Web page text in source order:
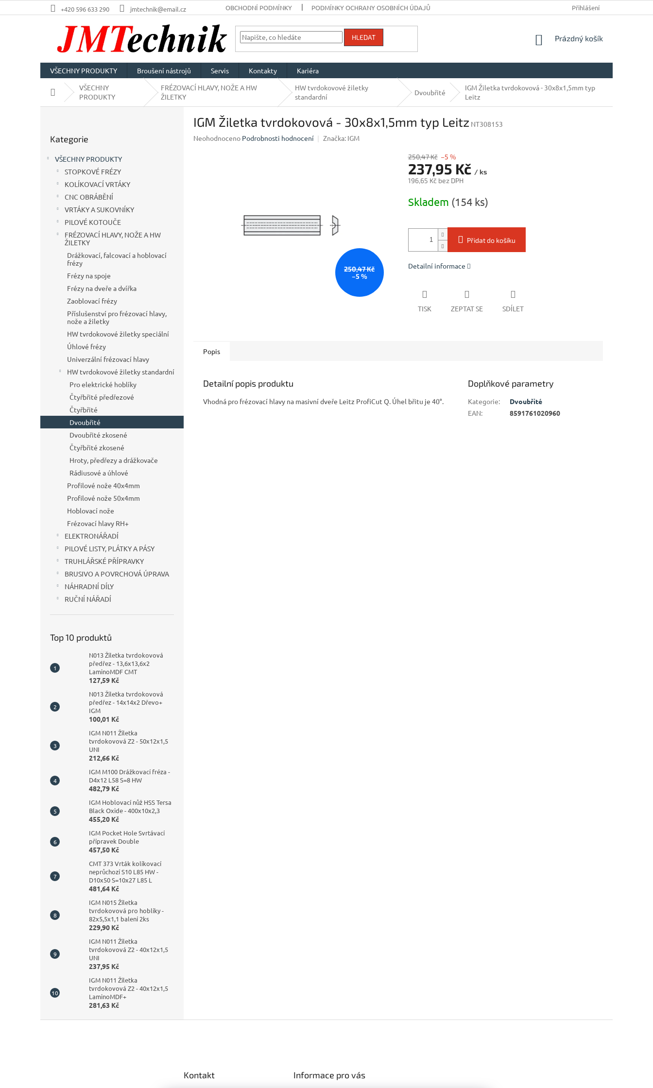
na
+420 596 633 290 jmtechnik@email.cz OBCHODNÍ PODMÍNKY PODMÍNKY OCHRANY OSOBNÍCH ÚDAJŮ Přihlášení
HLEDAT
NÁKUPNÍ
Prázdný košík
VŠECHNY PRODUKTY Broušení nástrojů Servis Kontakty Kariéra
Domů VŠECHNY
PRODUKTY
FRÉZOVACÍ HLAVY, NOŽE A HW
ŽILETKY
HW tvrdokovové žiletky
standardní
Dvoubřité
IGM Žiletka tvrdokovová - 30x8x1,5mm typ
Leitz
kategorie
Kategorie
VŠECHNY PRODUKTY
STOPKOVÉ FRÉZY
KOLÍKOVACÍ VRTÁKY
CNC OBRÁBĚNÍ
VRTÁKY A SUKOVNÍKY
PILOVÉ KOTOUČE
FRÉZOVACÍ HLAVY, NOŽE A HW
ŽILETKY
Drážkovací, falcovací a hoblovací
frézy
Frézy na spoje
Frézy na dveře a dvířka
Zaoblovací frézy
Příslušenství pro frézovací hlavy,
nože a žiletky
HW tvrdokovové žiletky speciální
Úhlové frézy
Univerzální frézovací hlavy
HW tvrdokovové žiletky standardní
Pro elektrické hoblíky
Čtyřbřité předřezové
Čtyřbřité
Dvoubřité
Dvoubřité zkosené
Čtyřbřité zkosené
Hroty, předřezy a drážkovače
Rádiusové a úhlové
Profilové nože 40x4mm
Profilové nože 50x4mm
Hoblovací nože
Frézovací hlavy RH+
ELEKTRONÁŘADÍ
PILOVÉ LISTY, PLÁTKY A PÁSY
TRUHLÁŘSKÉ PŘÍPRAVKY
BRUSIVO A POVRCHOVÁ ÚPRAVA
NÁHRADNÍ DÍLY
RUČNÍ NÁŘADÍ
Top 10 produktů
N013 Žiletka tvrdokovová
předřez - 13,6x13,6x2
LaminoMDF CMT
127,59 Kč
N013 Žiletka tvrdokovová
předřez - 14x14x2 Dřevo+
IGM
100,01 Kč
IGM N011 Žiletka
tvrdokovová Z2 - 50x12x1,5
UNI
212,66 Kč
IGM M100 Drážkovací fréza -
D4x12 L58 S=8 HW
482,79 Kč
IGM Hoblovací nůž HSS Tersa
Black Oxide - 400x10x2,3
455,20 Kč
IGM Pocket Hole Svrtávací
přípravek Double
457,50 Kč
CMT 373 Vrták kolíkovací
neprůchozí S10 L85 HW -
D10x50 S=10x27 L85 L
481,64 Kč
IGM N015 Žiletka
tvrdokovová pro hoblíky -
82x5,5x1,1 balení 2ks
229,90 Kč
IGM N011 Žiletka
tvrdokovová Z2 - 40x12x1,5
UNI
237,95 Kč
IGM N011 Žiletka
tvrdokovová Z2 - 40x12x1,5
LaminoMDF+
281,63 Kč
IGM Žiletka tvrdokovová - 30x8x1,5mm typ Leitz NT308153
Průměrné
Neohodnoceno Podrobnosti hodnocení Značka: IGM
250,47 Kč
–5 %
250,47 Kč –5 %
237,95 Kč / ks
196,65 Kč bez DPH
cena:
Skladem (154 ks)
Přidat do košíku
Detailní informace
TISK ZEPTAT SE SDÍLET
Popis
Detailní popis produktu
Vhodná pro frézovací hlavy na masivní dveře Leitz ProfiCut Q. Úhel břitu je 40°.
Doplňkové parametry
Kategorie:
Dvoubřité
EAN: 8591761020960
Kontakt Informace pro vás